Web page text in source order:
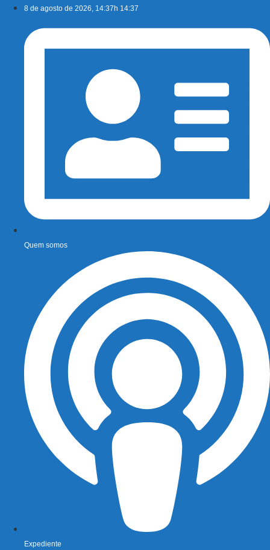
conteúdo
8 de agosto de 2026, 14:37h 14:37
Quem somos
Expediente